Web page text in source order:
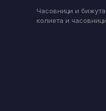
Часовници и
колиета и